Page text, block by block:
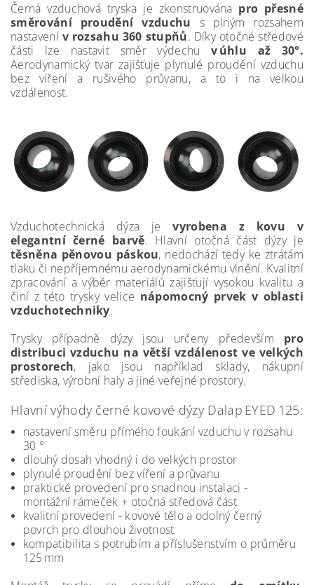
Černá vzduchová tryska je zkonstruována pro přesné
směrování proudění vzduchu s plným rozsahem
nastavení v rozsahu 360 stupňů. Díky otočné středové
části lze nastavit směr výdechuv úhlu až 30°.
Aerodynamický tvar zajišťuje plynulé proudění vzduchu
bez víření a rušivého průvanu, a to i na velkou
vzdálenost.
Vzduchotechnická dýza jevyrobena z kovu v
elegantní černé barvě. Hlavní otočná část dýzy je
těsněna pěnovou páskou, nedochází tedy ke ztrátám
tlaku či nepříjemnému aerodynamickému vlnění. Kvalitní
zpracování a výběr materiálů zajišťují vysokou kvalitu a
činí z této trysky velice nápomocný prvek v oblasti
vzduchotechniky.
Trysky případně dýzy jsou určeny především pro
distribuci vzduchu na větší vzdálenost ve velkých
prostorech, jako jsou například sklady, nákupní
střediska, výrobní haly a jiné veřejné prostory.
Hlavní výhody černé kovové dýzy Dalap EYED 125:
nastavení směru přímého foukání vzduchu v rozsahu
30 °
dlouhý dosah vhodný i do velkých prostor
plynulé proudění bez víření a průvanu
praktické provedení pro snadnou instalaci -
montážní rámeček + otočná středová část
kvalitní provedení - kovové tělo a odolný černý
povrch pro dlouhou životnost
kompatibilita s potrubím a příslušenstvím o průměru
125 mm